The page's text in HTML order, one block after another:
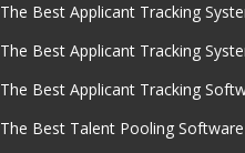
The Best Applicant Tracking
The Best Applicant Tracking
The Best Applicant Tracking
The Best Talent Pooling Software